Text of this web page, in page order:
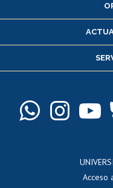
Pago de
Acceso